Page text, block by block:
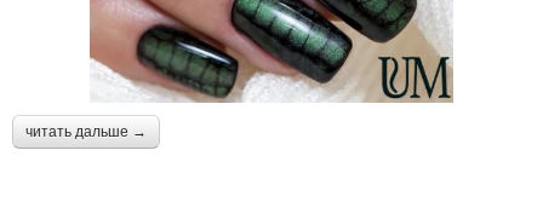
читать дальше →